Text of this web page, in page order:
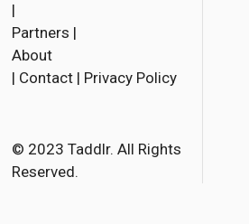
c
o
k
r
l
|
Partners |
About
| Contact | Privacy Policy
© 2023 Taddlr. All Rights
Reserved.